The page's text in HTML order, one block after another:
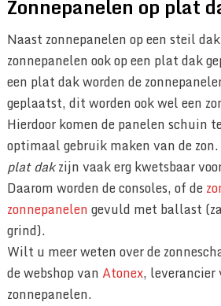
Zonnepanelen op plat
Naast zonnepanelen op een steil
zonnepanelen ook op een plat dak
een plat dak worden de
geplaatst, dit worden ook wel een
Hierdoor komen de panelen schuin
optimaal gebruik maken van de zon.
plat dakzijn vaak erg kwetsbaar
Daarom worden de consoles, of de
zonnepanelengevuld met ballast
grind).
Wilt u meer weten over de
de webshop vanAtonex, leverancier
zonnepanelen.